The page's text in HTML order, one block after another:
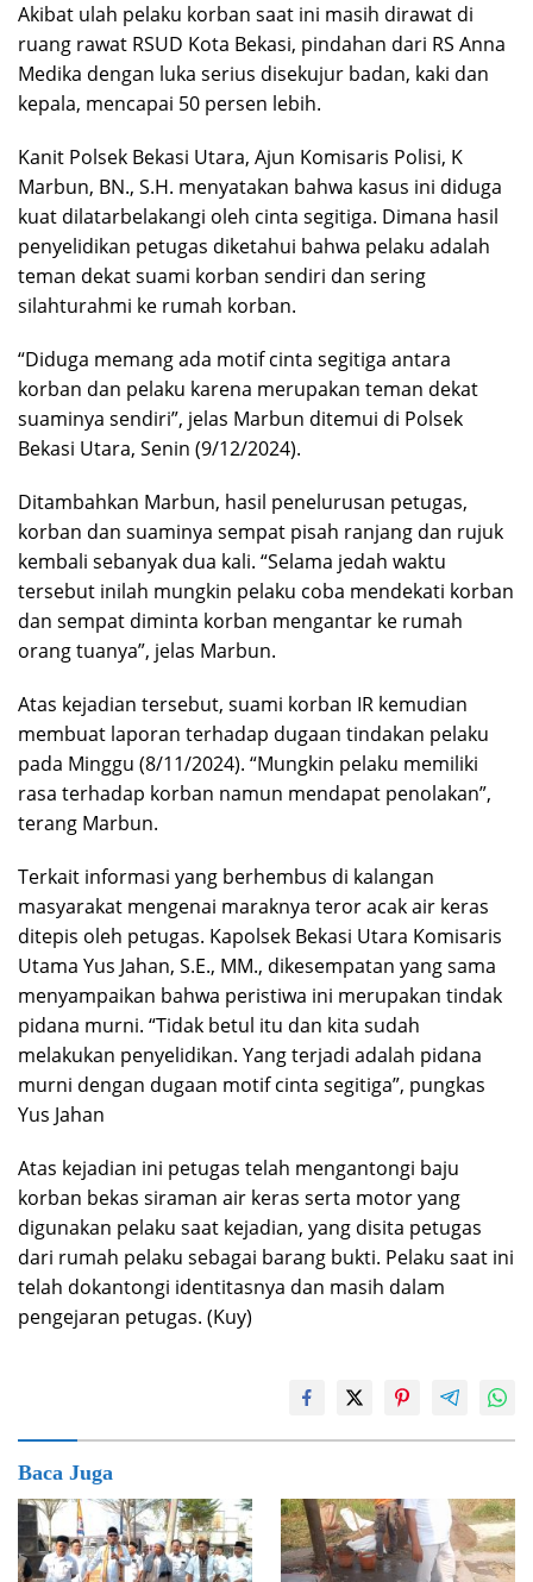
Akibat ulah pelaku korban saat ini masih dirawat di
ruang rawat RSUD Kota Bekasi, pindahan dari RS Anna
Medika dengan luka serius disekujur badan, kaki dan
kepala, mencapai 50 persen lebih.
Kanit Polsek Bekasi Utara, Ajun Komisaris Polisi, K
Marbun, BN., S.H. menyatakan bahwa kasus ini diduga
kuat dilatarbelakangi oleh cinta segitiga. Dimana hasil
penyelidikan petugas diketahui bahwa pelaku adalah
teman dekat suami korban sendiri dan sering
silahturahmi ke rumah korban.
“Diduga memang ada motif cinta segitiga antara
korban dan pelaku karena merupakan teman dekat
suaminya sendiri”, jelas Marbun ditemui di Polsek
Bekasi Utara, Senin (9/12/2024).
Ditambahkan Marbun, hasil penelurusan petugas,
korban dan suaminya sempat pisah ranjang dan rujuk
kembali sebanyak dua kali. “Selama jedah waktu
tersebut inilah mungkin pelaku coba mendekati korban
dan sempat diminta korban mengantar ke rumah
orang tuanya”, jelas Marbun.
Atas kejadian tersebut, suami korban IR kemudian
membuat laporan terhadap dugaan tindakan pelaku
pada Minggu (8/11/2024). “Mungkin pelaku memiliki
rasa terhadap korban namun mendapat penolakan”,
terang Marbun.
Terkait informasi yang berhembus di kalangan
masyarakat mengenai maraknya teror acak air keras
ditepis oleh petugas. Kapolsek Bekasi Utara Komisaris
Utama Yus Jahan, S.E., MM., dikesempatan yang sama
menyampaikan bahwa peristiwa ini merupakan tindak
pidana murni. “Tidak betul itu dan kita sudah
melakukan penyelidikan. Yang terjadi adalah pidana
murni dengan dugaan motif cinta segitiga”, pungkas
Yus Jahan
Atas kejadian ini petugas telah mengantongi baju
korban bekas siraman air keras serta motor yang
digunakan pelaku saat kejadian, yang disita petugas
dari rumah pelaku sebagai barang bukti. Pelaku saat ini
telah dokantongi identitasnya dan masih dalam
pengejaran petugas. (Kuy)
Baca Juga